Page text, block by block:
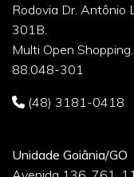
Rodovia Dr. Antônio
301B.
Multi Open
88.048-301
(48) 3181-0418
Unidade Goiânia/GO